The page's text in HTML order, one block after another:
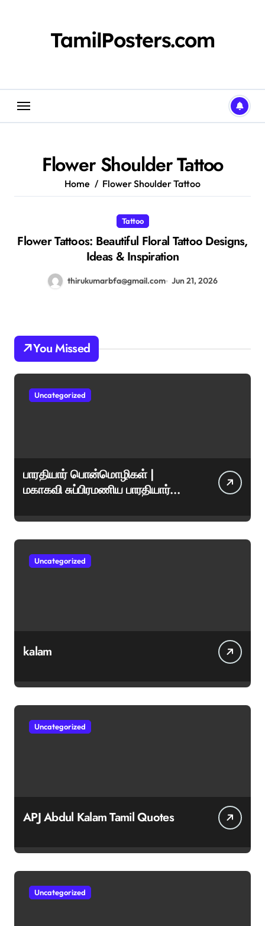
TamilPosters.com
Flower Shoulder Tattoo
Home Flower Shoulder Tattoo
Tattoo
Flower Tattoos: Beautiful Floral Tattoo Designs,
Ideas & Inspiration
thirukumarbfa@gmail.com Jun 21, 2026
You Missed
Uncategorized
பாரதியார் பொன்மொழிகள் |
மகாகவி சுப்பிரமணிய பாரதியார்
ஊக்கமளிக்கும் வாசகங்கள்
Uncategorized
kalam
Uncategorized
APJ Abdul Kalam Tamil Quotes
Uncategorized